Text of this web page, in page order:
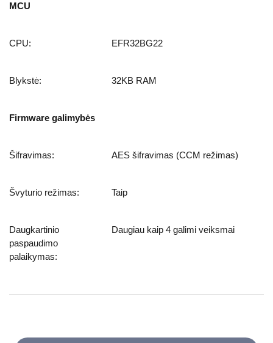
MCU
CPU: EFR32BG22
Blykstė: 32KB RAM
Firmware galimybės
Šifravimas: AES šifravimas (CCM režimas)
Švyturio režimas: Taip
Daugkartinio
paspaudimo
palaikymas:
Daugiau kaip 4 galimi veiksmai